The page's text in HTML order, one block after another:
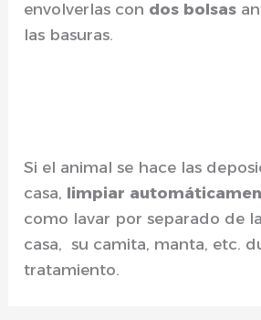
envolverlas con dos bolsas
las basuras.
Si el animal se hace las
casa, limpiar
como lavar por separado de
casa, su camita, manta, etc.
tratamiento.